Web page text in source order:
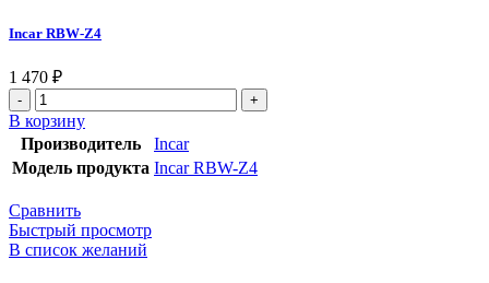
Incar RBW-Z4
1 470 ₽
В корзину
Производитель
Incar
Модель продукта Incar RBW-Z4
Сравнить
Быстрый просмотр
В список желаний